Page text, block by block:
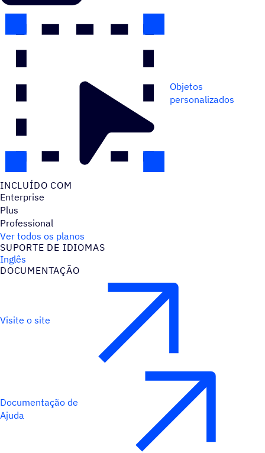
Objetos
personalizados
INCLUÍDO COM
Enterprise
Plus
Professional
Ver todos os planos
SUPORTE DE IDIOMAS
Inglês
DOCUMENTAÇÃO
Visite o site
Documentação de
Ajuda